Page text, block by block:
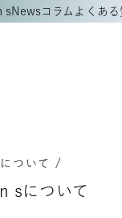
sNewsコラム よくあ
ついて /
sについて